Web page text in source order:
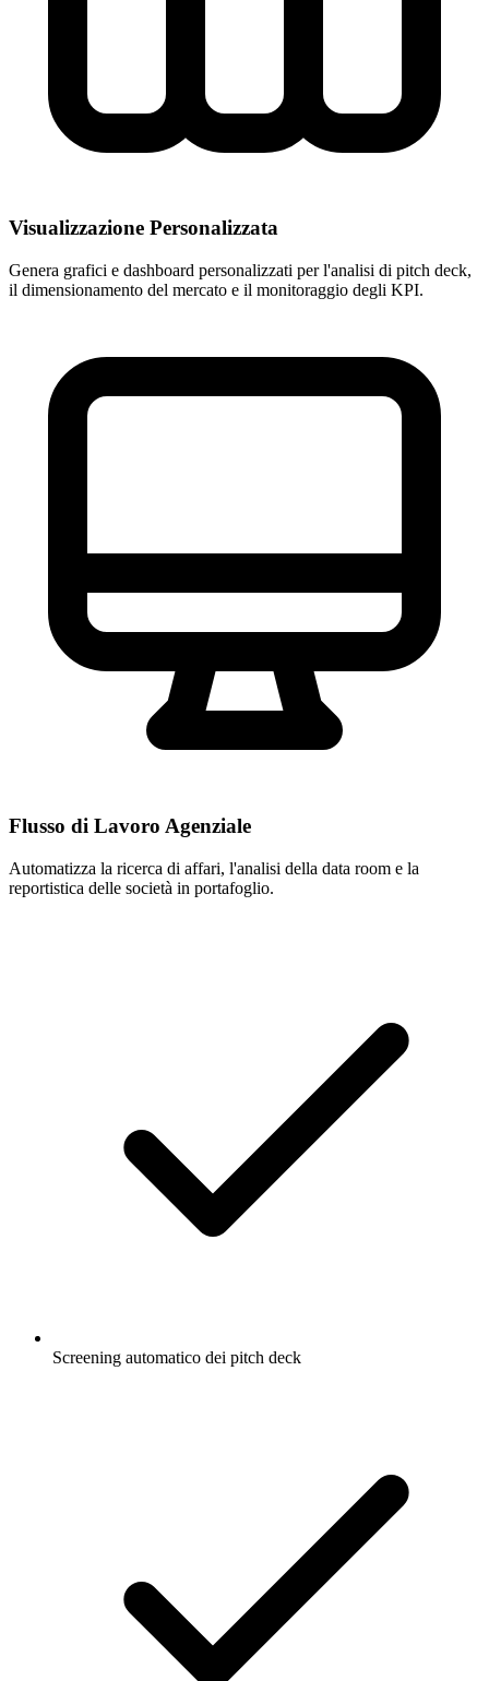
Visualizzazione Personalizzata
Genera grafici e dashboard personalizzati per l'analisi di pitch deck,
il dimensionamento del mercato e il monitoraggio degli KPI.
Flusso di Lavoro Agenziale
Automatizza la ricerca di affari, l'analisi della data room e la
reportistica delle società in portafoglio.
Screening automatico dei pitch deck